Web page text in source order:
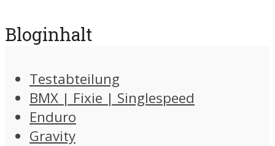
Bloginhalt
Testabteilung
BMX | Fixie | Singlespeed
Enduro
Gravity